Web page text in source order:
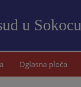
u Sokocu
Oglasna ploča